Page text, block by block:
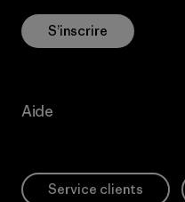
S’inscrire
Aide
Service clients